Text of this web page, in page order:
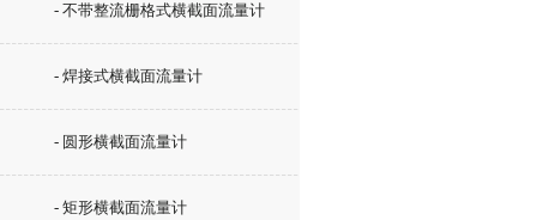
- 不带整流栅格式横截面流量计
- 焊接式横截面流量计
- 圆形横截面流量计
- 矩形横截面流量计